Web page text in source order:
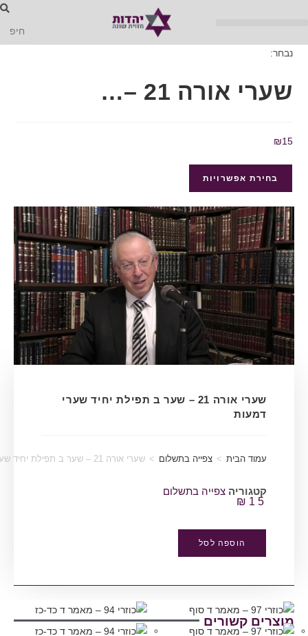
נבחר:
שערי אורה 21 –…
₪15
בחירת אפשרויות
שערי אורה 21 – שער ב תפילת יחיד שערי
דמעות
עמוד הבית > צפייה בתשלום > שערי אורה 21 – שער ב תפילת יחיד שערי דמעות
קטגוריה צפייה בתשלום
₪ 15
הוספה לסל
מוצרים קשורים